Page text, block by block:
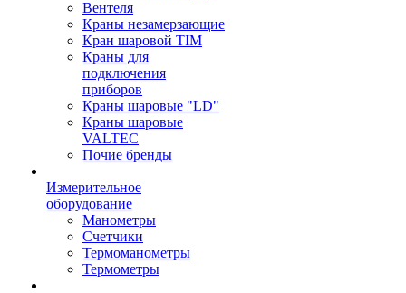
Вентеля
Краны незамерзающие
Кран шаровой TIM
Краны для
подключения
приборов
Краны шаровые "LD"
Краны шаровые
VALTEC
Почие бренды
Измерительное
оборудование
Манометры
Счетчики
Термоманометры
Термометры